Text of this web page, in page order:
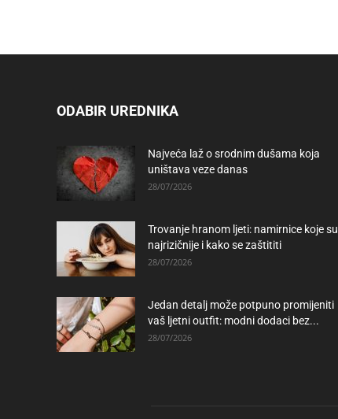
ODABIR UREDNIKA
Najveća laž o srodnim dušama koja
uništava veze danas
28/07/2026
Trovanje hranom ljeti: namirnice koje su
najrizičnije i kako se zaštititi
28/07/2026
Jedan detalj može potpuno promijeniti
vaš ljetni outfit: modni dodaci bez...
28/07/2026